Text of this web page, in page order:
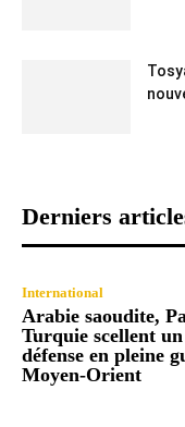
Derniers
International
Arabie saoudite,
Turquie scellent
défense en pleine
Moyen-Orient